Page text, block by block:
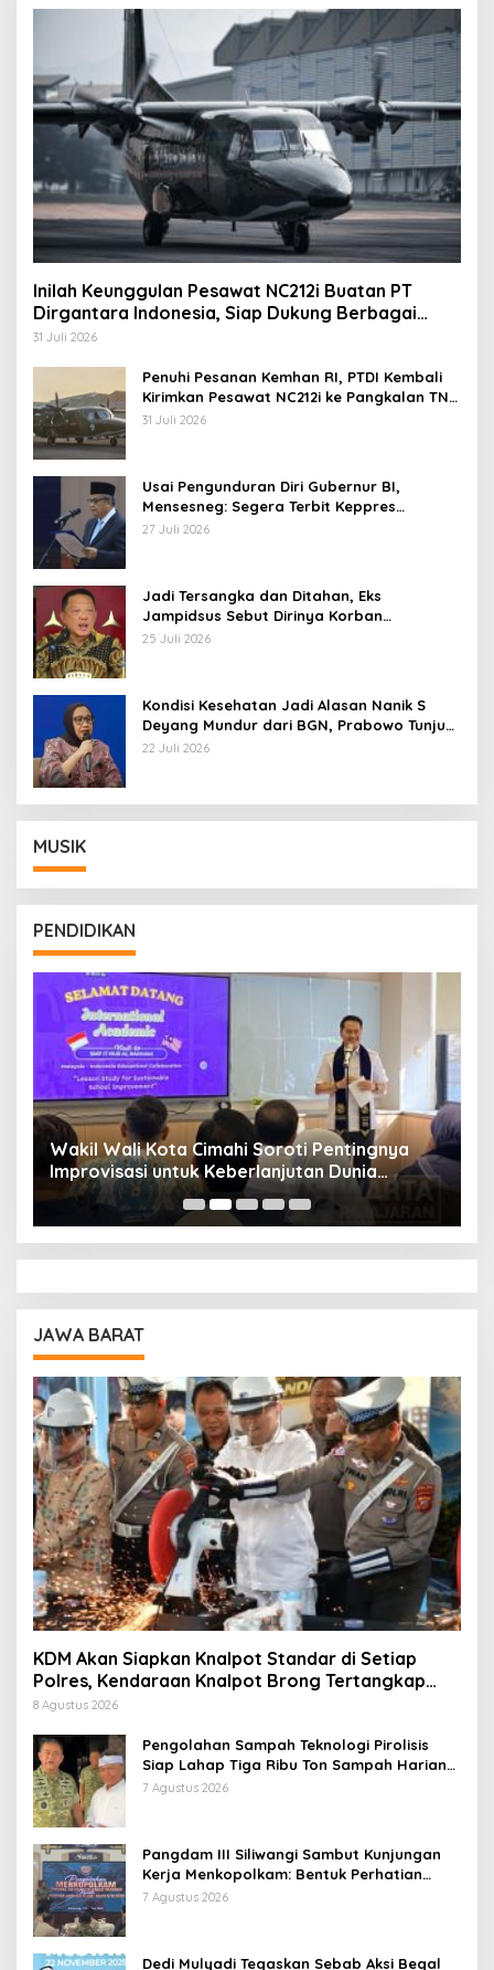
Inilah Keunggulan Pesawat NC212i Buatan PT
Dirgantara Indonesia, Siap Dukung Berbagai
Operasi TNI
31 Juli 2026
Penuhi Pesanan Kemhan RI, PTDI Kembali
Kirimkan Pesawat NC212i ke Pangkalan TNI
AU
31 Juli 2026
Usai Pengunduran Diri Gubernur BI,
Mensesneg: Segera Terbit Keppres
Pemberhentian dengan Hormat
27 Juli 2026
Jadi Tersangka dan Ditahan, Eks
Jampidsus Sebut Dirinya Korban
Kriminalisasi
25 Juli 2026
Kondisi Kesehatan Jadi Alasan Nanik S
Deyang Mundur dari BGN, Prabowo Tunjuk
Wamentan Sudaryono
22 Juli 2026
MUSIK
PENDIDIKAN
Wakil Wali Kota Cimahi Soroti Pentingnya
Improvisasi untuk Keberlanjutan Dunia
Pendidikan
JAWA BARAT
KDM Akan Siapkan Knalpot Standar di Setiap
Polres, Kendaraan Knalpot Brong Tertangkap
Langsung Ganti
8 Agustus 2026
Pengolahan Sampah Teknologi Pirolisis
Siap Lahap Tiga Ribu Ton Sampah Harian
Jawa Barat
7 Agustus 2026
Pangdam III Siliwangi Sambut Kunjungan
Kerja Menkopolkam: Bentuk Perhatian
Pemerintah
7 Agustus 2026
Dedi Mulyadi Tegaskan Sebab Aksi Begal